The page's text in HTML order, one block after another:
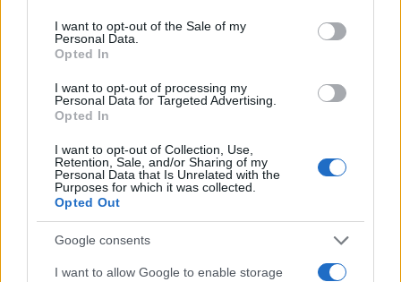
consent section.
I want to opt-out of the Sale of my
Personal Data.
Opted In
I want to opt-out of processing my
Personal Data for Targeted Advertising.
Opted In
I want to opt-out of Collection, Use,
Retention, Sale, and/or Sharing of my
Personal Data that Is Unrelated with the
Purposes for which it was collected.
Opted Out
Google consents
I want to allow Google to enable storage